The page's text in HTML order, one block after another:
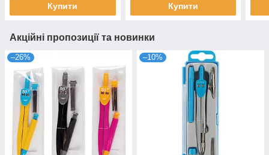
Купити Купити
Акційні пропозиції та новинки
–26% –10%